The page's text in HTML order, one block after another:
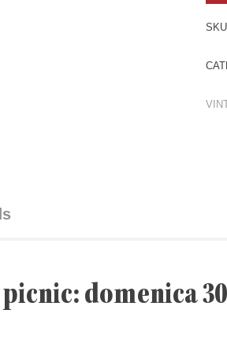
domenica